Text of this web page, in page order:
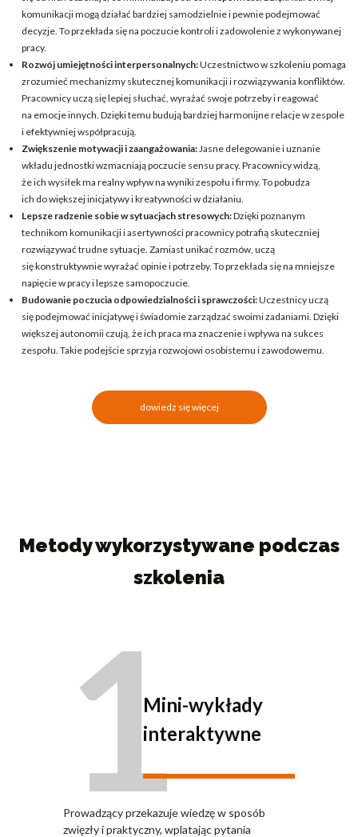
komunikacji mogą działać bardziej samodzielnie i pewnie podejmować
decyzje. To przekłada się na poczucie kontroli i zadowolenie z wykonywanej
pracy.
Rozwój umiejętności interpersonalnych:Uczestnictwo w szkoleniu pomaga
zrozumieć mechanizmy skutecznej komunikacji i rozwiązywania konfliktów.
Pracownicy uczą się lepiej słuchać, wyrażać swoje potrzeby i reagować
na emocje innych. Dzięki temu budują bardziej harmonijne relacje w zespole
i efektywniej współpracują.
Zwiększenie motywacji i zaangażowania:Jasne delegowanie i uznanie
wkładu jednostki wzmacniają poczucie sensu pracy. Pracownicy widzą,
że ich wysiłek ma realny wpływ na wyniki zespołu i firmy. To pobudza
ich do większej inicjatywy i kreatywności w działaniu.
Lepsze radzenie sobie w sytuacjach stresowych:Dzięki poznanym
technikom komunikacji i asertywności pracownicy potrafią skuteczniej
rozwiązywać trudne sytuacje. Zamiast unikać rozmów, uczą
się konstruktywnie wyrażać opinie i potrzeby. To przekłada się na mniejsze
napięcie w pracy i lepsze samopoczucie.
Budowanie poczucia odpowiedzialności i sprawczości:Uczestnicy uczą
się podejmować inicjatywę i świadomie zarządzać swoimi zadaniami. Dzięki
większej autonomii czują, że ich praca ma znaczenie i wpływa na sukces
zespołu. Takie podejście sprzyja rozwojowi osobistemu i zawodowemu.
dowiedz się więcej
Metody wykorzystywane podczas
szkolenia
1Mini-wykłady
interaktywne
Prowadzący przekazuje wiedzę w sposób
zwięzły i praktyczny, wplatając pytania